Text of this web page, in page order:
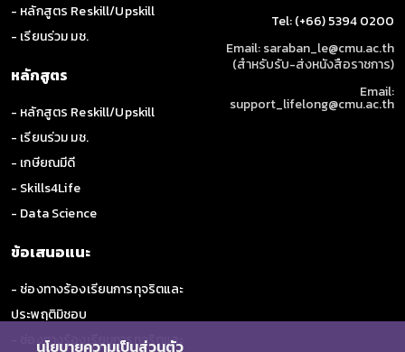
- หลักสูตร Reskill/Upskill
- เรียนร่วม มช.
หลักสูตร
- หลักสูตร Reskill/Upskill
- เรียนร่วม มช.
- เกษียณมีดี
- Skills4Life
- Data Science
ข้อเสนอแนะ
- ช่องทางร้องเรียนการทุจริตและ
ประพฤติมิชอบ
- ช่องทางร้องเรียนการทุจริตและ
Tel: (+66) 5394 0200
Email: saraban_le@cmu.ac.th
(สำหรับรับ-ส่งหนังสือราชการ)
Email:
support_lifelong@cmu.ac.th
นโยบายความเป็นส่วนตัว